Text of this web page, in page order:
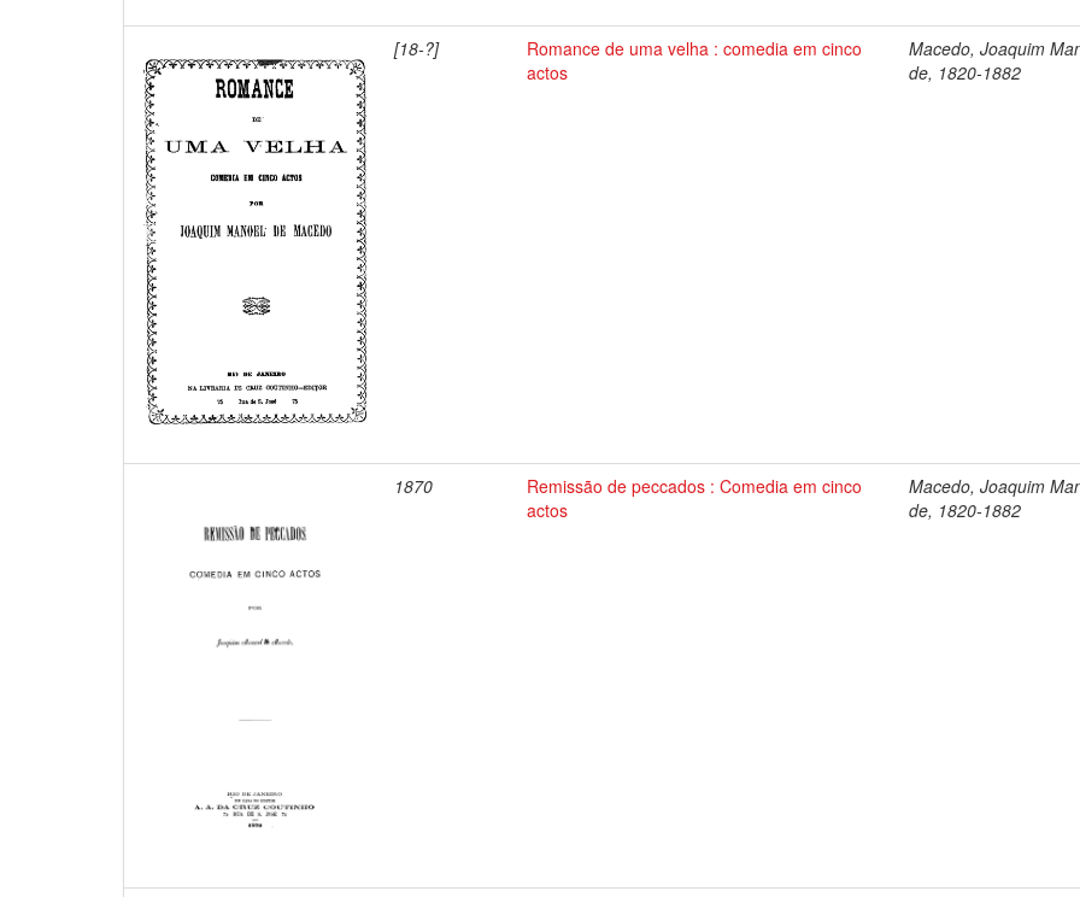
[18-?]
Romance de uma velha : comedia em cinco
actos
Macedo, Joaquim
de, 1820-1882
1870
Remissão de peccados : Comedia em cinco
actos
Macedo, Joaquim
de, 1820-1882